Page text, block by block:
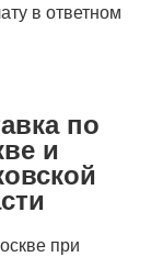
в ответном
по
и
при